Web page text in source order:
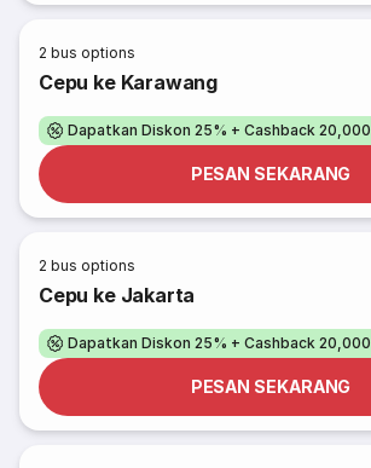
2 bus options
Cepu ke Karawang
Dapatkan Diskon 25% + Cashback 20,000
PESAN SEKARANG
2 bus options
Cepu ke Jakarta
Dapatkan Diskon 25% + Cashback 20,000
PESAN SEKARANG